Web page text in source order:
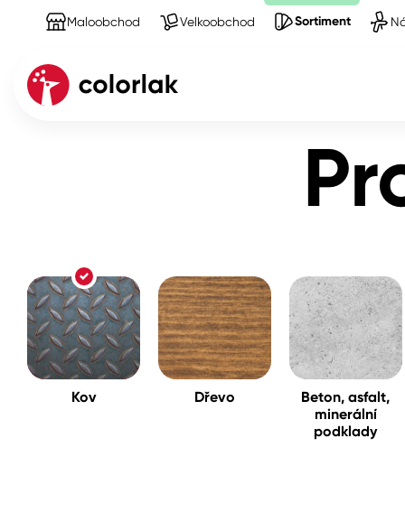
Maloobchod Velkoobchod Sortiment
Plast, sklo, keramika
Stěny
Fasády
Kov Dřevo
Beton, asfalt,
minerální
podklady